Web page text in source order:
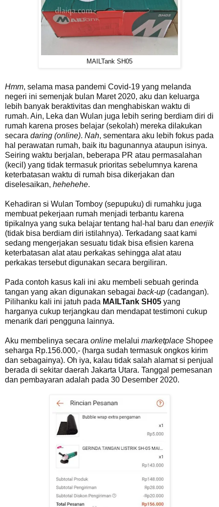
MAILTank SH05
Hmm, selama masa pandemi Covid-19 yang melanda
negeri ini semenjak bulan Maret 2020, aku dan keluarga
lebih banyak beraktivitas dan menghabiskan waktu di
rumah. Ain, Leka dan Wulan juga lebih sering berdiam diri di
rumah karena proses belajar (sekolah) mereka dilakukan
secara daring (online). Nah, sementara aku lebih fokus pada
hal perawatan rumah, baik itu bagunannya ataupun isinya.
Seiring waktu berjalan, beberapa PR atau permasalahan
(kecil) yang tidak termasuk prioritas sebelumnya karena
keterbatasan waktu di rumah bisa dikerjakan dan
diselesaikan, hehehehe.
Kehadiran si Wulan Tomboy (sepupuku) di rumahku juga
membuat pekerjaan rumah menjadi terbantu karena
tipikalnya yang suka belajar tentang hal-hal baru dan enerjik
(tidak bisa berdiam diri istilahnya). Terkadang saat kami
sedang mengerjakan sesuatu tidak bisa efisien karena
keterbatasan alat atau perkakas sehingga alat atau
perkakas tersebut digunakan secara bergiliran.
Pada contoh kasus kali ini aku membeli sebuah gerinda
tangan yang akan digunakan sebagai back-up (cadangan).
Pilihanku kali ini jatuh pada MAILTank SH05 yang
harganya cukup terjangkau dan mendapat testimoni cukup
menarik dari pengguna lainnya.
Aku membelinya secara online melalui marketplace Shopee
seharga Rp.156.000,- (harga sudah termasuk ongkos kirim
dan sebagainya). Oh iya, kalau tidak salah alamat si penjual
berada di sekitar daerah Jakarta Utara. Tanggal pemesanan
dan pembayaran adalah pada 30 Desember 2020.